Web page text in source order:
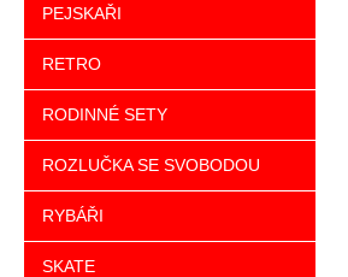
PEJSKAŘI
RETRO
RODINNÉ SETY
ROZLUČKA SE SVOBODOU
RYBÁŘI
SKATE